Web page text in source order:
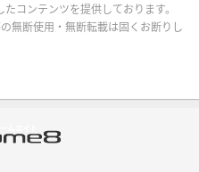
コンテンツを提供しております。
無断使用・無断転載は固くお断りし